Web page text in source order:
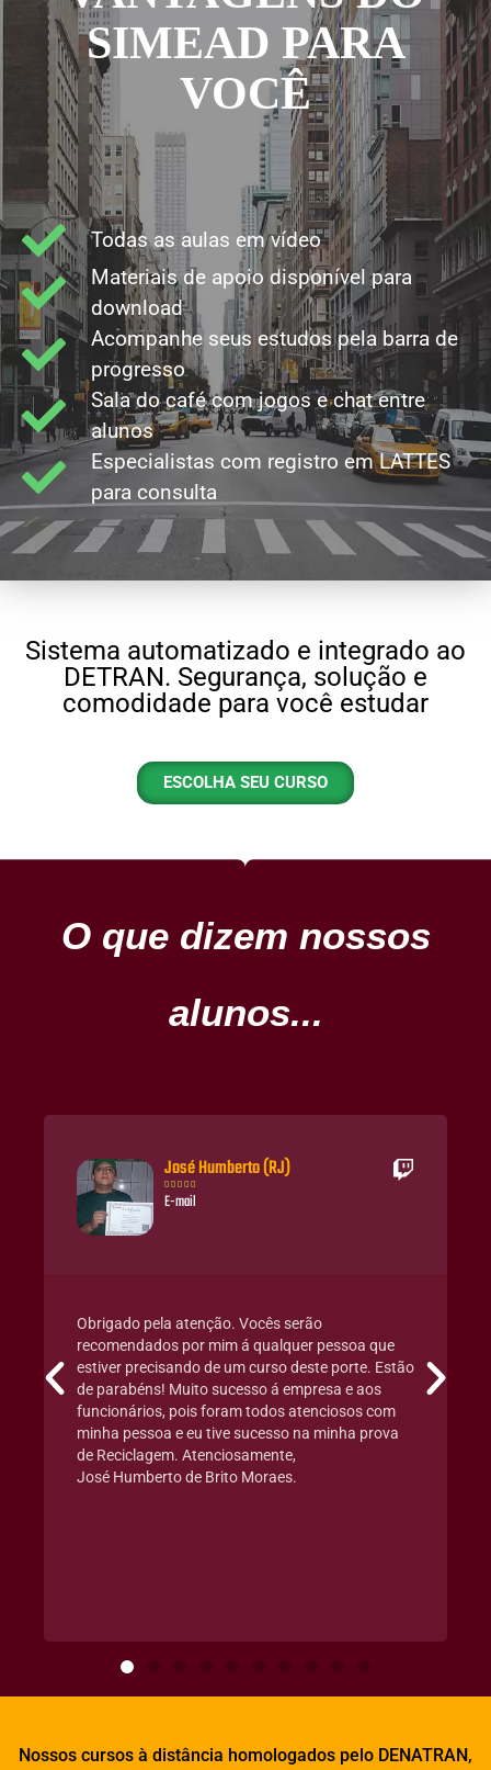
SIMEAD PARA
VOCÊ
Todas as aulas em vídeo
Materiais de apoio disponível para
download
Acompanhe seus estudos pela barra de
progresso
Sala do café com jogos e chat entre
alunos
Especialistas com registro em LATTES
para consulta
Sistema automatizado e integrado ao
DETRAN. Segurança, solução e
comodidade para você estudar
ESCOLHA SEU CURSO
O que dizem nossos
alunos...
José Humberto (RJ)
    
E-mail
Obrigado pela atenção. Vocês serão
recomendados por mim á qualquer pessoa que
estiver precisando de um curso deste porte. Estão
de parabéns! Muito sucesso á empresa e aos
funcionários, pois foram todos atenciosos com
minha pessoa e eu tive sucesso na minha prova
de Reciclagem. Atenciosamente,
José Humberto de Brito Moraes.
Nossos cursos à distância homologados pelo DENATRAN,